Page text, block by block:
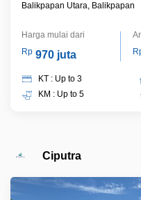
Balikpapan Utara, Balikpapan
Harga mulai dari
Rp 970 juta
KT : Up to 3
KM : Up to 5
Ciputra